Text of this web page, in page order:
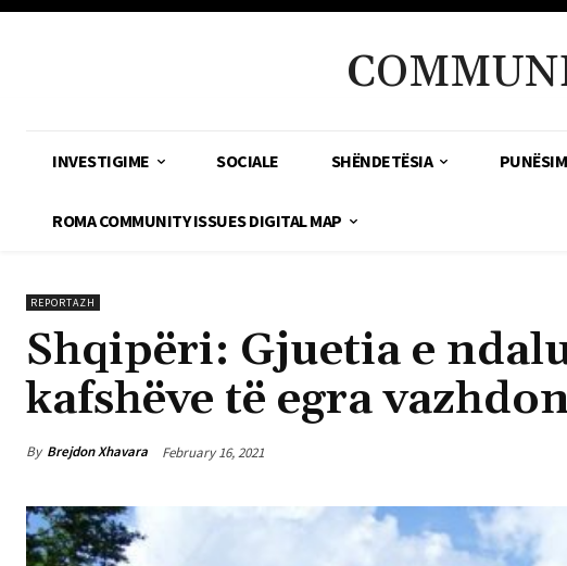
INVESTIGIME SOCIALE SHËNDETËSIA PUNËSIM
ROMA COMMUNITY ISSUES DIGITAL MAP
REPORTAZH
Shqipëri: Gjuetia e
kafshëve të egra
By Brejdon Xhavara February 16, 2021